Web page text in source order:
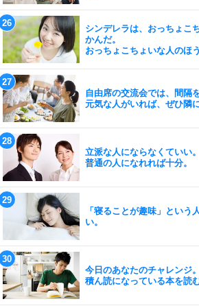
シンデレラは、おっちょこ
かんだ。
おっちょこちょいな人のほ
自由席の交流会では、間隔
元気な人がいれば、ぜひ隣
立派な人にならなくていい。
普通の人になれれば十分。
「寝ることが趣味」という
い。
今日のあなたのチャレンジ。
積ん読になっている本を読む